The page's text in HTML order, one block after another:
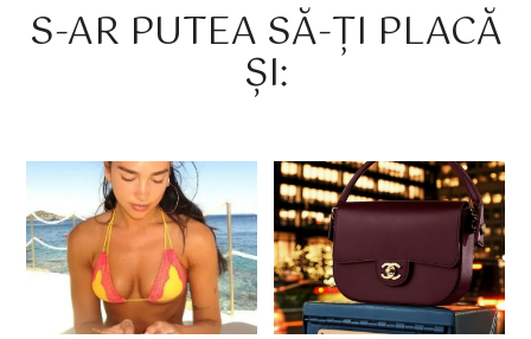
S-AR PUTEA SĂ-ȚI PLACĂ
ȘI: